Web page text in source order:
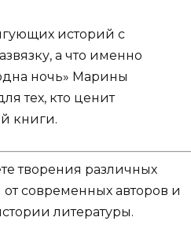
историй с
а что именно
ночь» Марины
тех, кто ценит
книги.
творения различных
современных авторов и
литературы.